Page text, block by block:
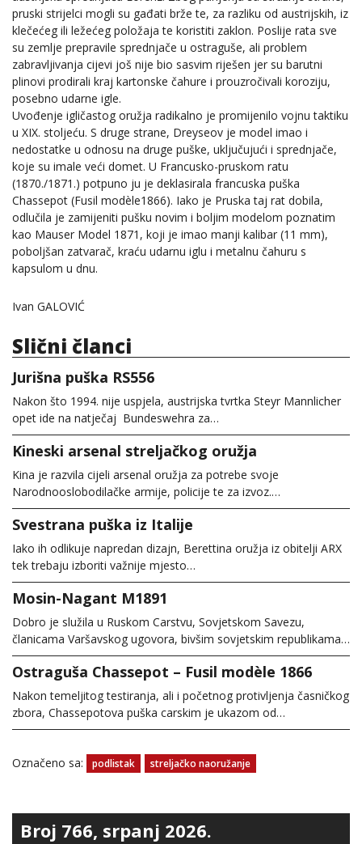
pruski strijelci mogli su gađati brže te, za razliku od austrijskih, iz
klečećeg ili ležećeg položaja te koristiti zaklon. Poslije rata sve
su zemlje prepravile sprednjače u ostraguše, ali problem
zabravljivanja cijevi još nije bio sasvim riješen jer su barutni
plinovi prodirali kraj kartonske čahure i prouzročivali koroziju,
posebno udarne igle.
Uvođenje igličastog oružja radikalno je promijenilo vojnu taktiku
u XIX. stoljeću. S druge strane, Dreyseov je model imao i
nedostatke u odnosu na druge puške, uključujući i sprednjače,
koje su imale veći domet. U Francusko-pruskom ratu
(1870./1871.) potpuno ju je deklasirala francuska puška
Chassepot (Fusil modèle1866). Iako je Pruska taj rat dobila,
odlučila je zamijeniti pušku novim i boljim modelom poznatim
kao Mauser Model 1871, koji je imao manji kalibar (11 mm),
poboljšan zatvarač, kraću udarnu iglu i metalnu čahuru s
kapsulom u dnu.
Ivan GALOVIĆ
Slični članci
Jurišna puška RS556
Nakon što 1994. nije uspjela, austrijska tvrtka Steyr Mannlicher
opet ide na natječaj Bundeswehra za…
Kineski arsenal streljačkog oružja
Kina je razvila cijeli arsenal oružja za potrebe svoje
Narodnooslobodilačke armije, policije te za izvoz.…
Svestrana puška iz Italije
Iako ih odlikuje napredan dizajn, Berettina oružja iz obitelji ARX
tek trebaju izboriti važnije mjesto…
Mosin-Nagant M1891
Dobro je služila u Ruskom Carstvu, Sovjetskom Savezu,
članicama Varšavskog ugovora, bivšim sovjetskim republikama…
Ostraguša Chassepot – Fusil modèle 1866
Nakon temeljitog testiranja, ali i početnog protivljenja časničkog
zbora, Chassepotova puška carskim je ukazom od…
Označeno sa: podlistak streljačko naoružanje
Broj 766, srpanj 2026.